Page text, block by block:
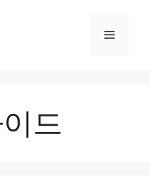
메
드